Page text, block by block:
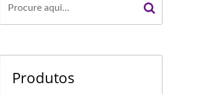
Produtos